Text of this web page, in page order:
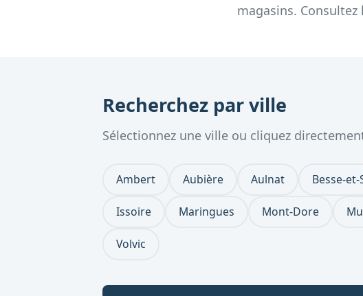
magasins.
Recherchez par ville
Sélectionnez une ville ou cliquez
Ambert Aubière Aulnat Besse-
Issoire Maringues Mont-Dore
Volvic